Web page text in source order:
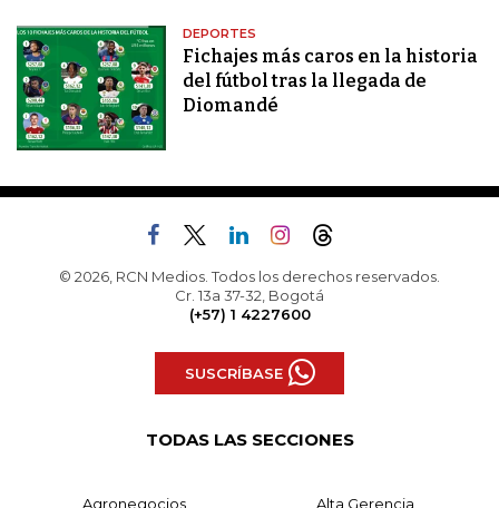
DEPORTES
Fichajes más caros en la historia
del fútbol tras la llegada de
Diomandé
© 2026, RCN Medios. Todos los derechos reservados.
Cr. 13a 37-32, Bogotá
(+57) 1 4227600
SUSCRÍBASE
TODAS LAS SECCIONES
Agronegocios Alta Gerencia